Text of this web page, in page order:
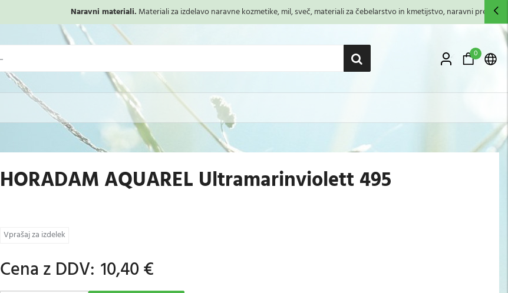
Naravni materiali. Materiali za izdelavo naravne kozmetike, mil, sveč, materiali za čebelarstvo in kmetijstvo, naravni premazi,...
0
HORADAM AQUAREL Ultramarinviolett 495
Vprašaj za izdelek
Cena z DDV: 10,40 €